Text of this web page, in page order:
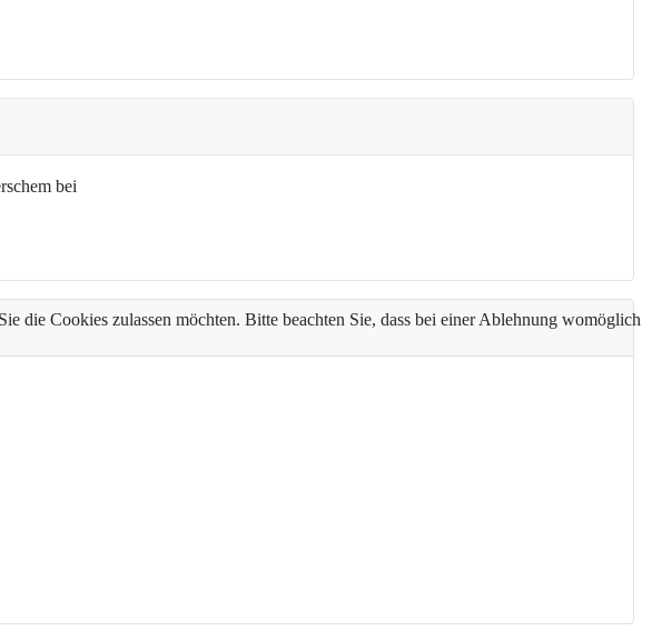
bei
die Cookies zulassen möchten. Bitte beachten Sie, dass bei einer Ablehnung womöglich